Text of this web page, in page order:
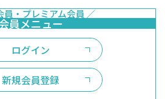
ログイン
新規会員登録